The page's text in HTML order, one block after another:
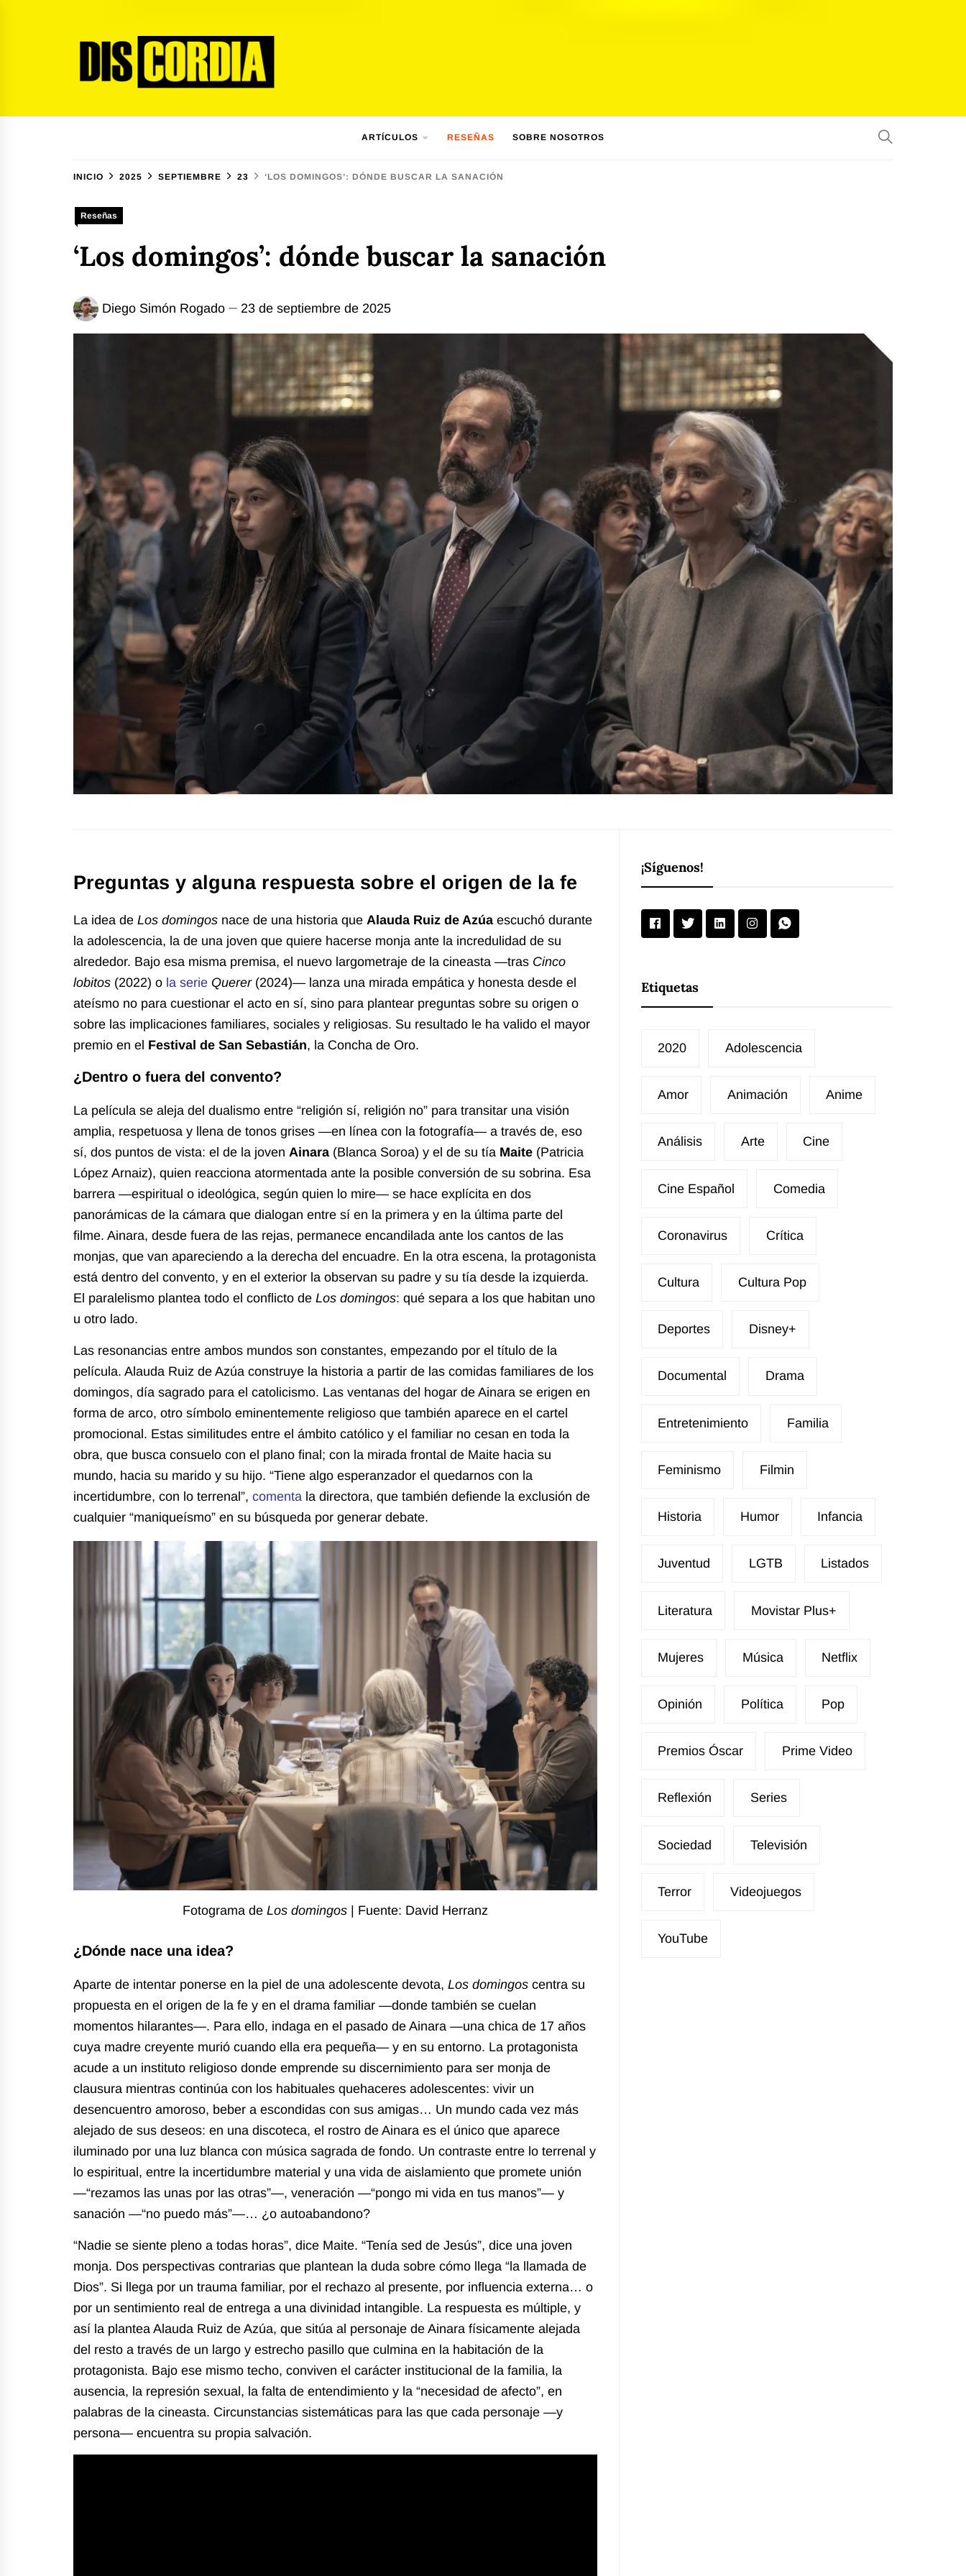
Discordia Magazine
ARTÍCULOS RESEÑAS SOBRE NOSOTROS
INICIO 2025 SEPTIEMBRE 23 ‘LOS DOMINGOS’: DÓNDE BUSCAR LA SANACIÓN
Reseñas
‘Los domingos’: dónde buscar la sanación
Diego Simón Rogado 23 de septiembre de 2025
Preguntas y alguna respuesta sobre el origen de la fe
La idea de Los domingos nace de una historia que Alauda Ruiz de Azúa escuchó durante
la adolescencia, la de una joven que quiere hacerse monja ante la incredulidad de su
alrededor. Bajo esa misma premisa, el nuevo largometraje de la cineasta —tras Cinco
lobitos (2022) o la serie Querer(2024)— lanza una mirada empática y honesta desde el
ateísmo no para cuestionar el acto en sí, sino para plantear preguntas sobre su origen o
sobre las implicaciones familiares, sociales y religiosas. Su resultado le ha valido el mayor
premio en el Festival de San Sebastián, la Concha de Oro.
¿Dentro o fuera del convento?
La película se aleja del dualismo entre “religión sí, religión no” para transitar una visión
amplia, respetuosa y llena de tonos grises —en línea con la fotografía— a través de, eso
sí, dos puntos de vista: el de la joven Ainara (Blanca Soroa) y el de su tía Maite (Patricia
López Arnaiz), quien reacciona atormentada ante la posible conversión de su sobrina. Esa
barrera —espiritual o ideológica, según quien lo mire— se hace explícita en dos
panorámicas de la cámara que dialogan entre sí en la primera y en la última parte del
filme. Ainara, desde fuera de las rejas, permanece encandilada ante los cantos de las
monjas, que van apareciendo a la derecha del encuadre. En la otra escena, la protagonista
está dentro del convento, y en el exterior la observan su padre y su tía desde la izquierda.
El paralelismo plantea todo el conflicto de Los domingos: qué separa a los que habitan uno
u otro lado.
Las resonancias entre ambos mundos son constantes, empezando por el título de la
película. Alauda Ruiz de Azúa construye la historia a partir de las comidas familiares de los
domingos, día sagrado para el catolicismo. Las ventanas del hogar de Ainara se erigen en
forma de arco, otro símbolo eminentemente religioso que también aparece en el cartel
promocional. Estas similitudes entre el ámbito católico y el familiar no cesan en toda la
obra, que busca consuelo con el plano final; con la mirada frontal de Maite hacia su
mundo, hacia su marido y su hijo. “Tiene algo esperanzador el quedarnos con la
incertidumbre, con lo terrenal”, comenta la directora, que también defiende la exclusión de
cualquier “maniqueísmo” en su búsqueda por generar debate.
Fotograma de Los domingos| Fuente: David Herranz
¿Dónde nace una idea?
Aparte de intentar ponerse en la piel de una adolescente devota, Los domingos centra su
propuesta en el origen de la fe y en el drama familiar —donde también se cuelan
momentos hilarantes—. Para ello, indaga en el pasado de Ainara —una chica de 17 años
cuya madre creyente murió cuando ella era pequeña— y en su entorno. La protagonista
acude a un instituto religioso donde emprende su discernimiento para ser monja de
clausura mientras continúa con los habituales quehaceres adolescentes: vivir un
desencuentro amoroso, beber a escondidas con sus amigas… Un mundo cada vez más
alejado de sus deseos: en una discoteca, el rostro de Ainara es el único que aparece
iluminado por una luz blanca con música sagrada de fondo. Un contraste entre lo terrenal y
lo espiritual, entre la incertidumbre material y una vida de aislamiento que promete unión
—“rezamos las unas por las otras”—, veneración —“pongo mi vida en tus manos”— y
sanación —“no puedo más”—… ¿o autoabandono?
“Nadie se siente pleno a todas horas”, dice Maite. “Tenía sed de Jesús”, dice una joven
monja. Dos perspectivas contrarias que plantean la duda sobre cómo llega “la llamada de
Dios”. Si llega por un trauma familiar, por el rechazo al presente, por influencia externa… o
por un sentimiento real de entrega a una divinidad intangible. La respuesta es múltiple, y
así la plantea Alauda Ruiz de Azúa, que sitúa al personaje de Ainara físicamente alejada
del resto a través de un largo y estrecho pasillo que culmina en la habitación de la
protagonista. Bajo ese mismo techo, conviven el carácter institucional de la familia, la
ausencia, la represión sexual, la falta de entendimiento y la “necesidad de afecto”, en
palabras de la cineasta. Circunstancias sistemáticas para las que cada personaje —y
persona— encuentra su propia salvación.
¡Síguenos!
Etiquetas
2020 Adolescencia
Amor Animación Anime
Análisis Arte Cine
Cine Español Comedia
Coronavirus Crítica
Cultura Cultura Pop
Deportes Disney+
Documental Drama
Entretenimiento Familia
Feminismo Filmin
Historia Humor Infancia
Juventud LGTB Listados
Literatura Movistar Plus+
Mujeres Música Netflix
Opinión Política Pop
Premios Óscar Prime Video
Reflexión Series
Sociedad Televisión
Terror Videojuegos
YouTube